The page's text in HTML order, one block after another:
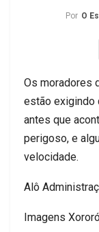
Por O
Os moradores
estão exigindo
antes que
perigoso, e
velocidade.
Alô
Imagens